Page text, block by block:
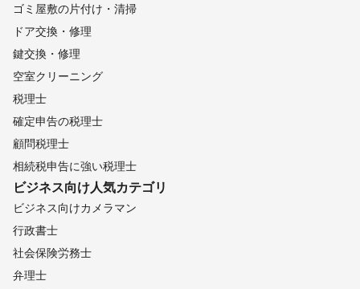
ゴミ屋敷の片付け・清掃
ドア交換・修理
鍵交換・修理
空室クリーニング
税理士
確定申告の税理士
顧問税理士
相続税申告に強い税理士
ビジネス向け人気カテゴリ
ビジネス向けカメラマン
行政書士
社会保険労務士
弁理士